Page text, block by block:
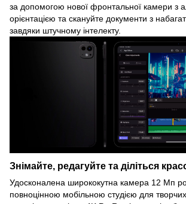
за допомогою нової фронтальної камери з
орієнтацією та скануйте документи з
завдяки штучному інтелекту.
Знімайте, редагуйте та діліться
Удосконалена ширококутна камера 12 Мп
повноцінною мобільною студією для